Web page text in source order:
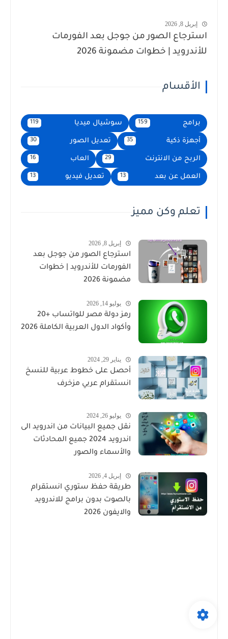
إبريل 8, 2026
استرجاع الصور من جوجل بعد الفورمات
للأندرويد | خطوات مضمونة 2026
الأقسام
برامج 159 سوشيال ميديا 119
أجهزة ذكية 35 تعديل الصور 30
الربح من الانترنت 29 العاب 16
العمل عن بعد 13 تعديل فيديو 13
تعلم وكن مميز
إبريل 8, 2026
استرجاع الصور من جوجل بعد
الفورمات للأندرويد | خطوات
مضمونة 2026
يوليو 14, 2026
رمز دولة مصر للواتساب +20
وأكواد الدول العربية الكاملة 2026
يناير 29, 2024
أحصل على خطوط عربية للنسخ
انستقرام عربي مزخرف
يوليو 26, 2024
نقل جميع البيانات من اندرويد الى
اندرويد 2024 جميع المحادثات
والأسماء والصور
إبريل 4, 2026
طريقة حفظ ستوري انستقرام
بالصوت بدون برامج للاندرويد
والايفون 2026